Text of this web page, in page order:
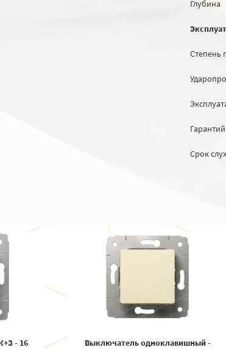
Глубина
Степень
Срок
- 16
Выключатель одноклавишный -